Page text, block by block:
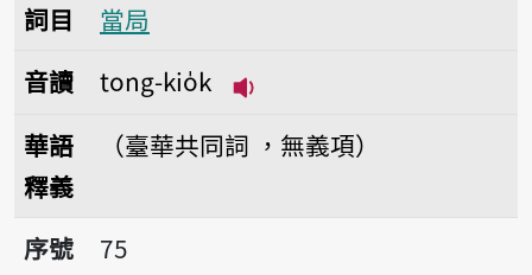
詞目
當局
音讀
tong-kio̍k
華語
釋義
（臺華共同詞 ，無義項）
序號75檔名
序號
75